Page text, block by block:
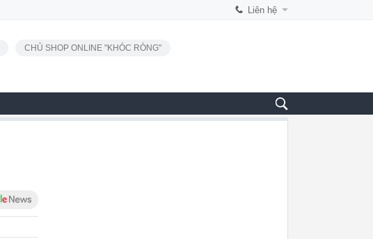
Liên hệ
CHỦ SHOP ONLINE "KHÓC RÒNG"